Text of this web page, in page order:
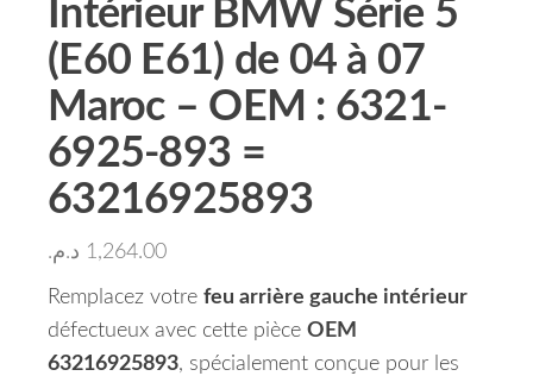
Intérieur BMW Série 5
(E60 E61) de 04 à 07
Maroc – OEM : 6321-
6925-893 =
63216925893
1,264.00 د.م.
Remplacez votre feu arrière gauche intérieur
défectueux avec cette pièce OEM
63216925893, spécialement conçue pour les